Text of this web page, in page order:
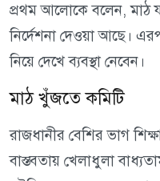
প্রথম আলোকে বলেন, মাঠ
নির্দেশনা দেওয়া আছে।
নিয়ে দেখে ব্যবস্থা নেবেন।
মাঠ খুঁজতে কমিটি
রাজধানীর বেশির ভাগ
বাস্তবতায় খেলাধুলা